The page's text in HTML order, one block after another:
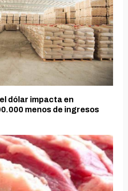
dólar impacta en
menos de ingresos